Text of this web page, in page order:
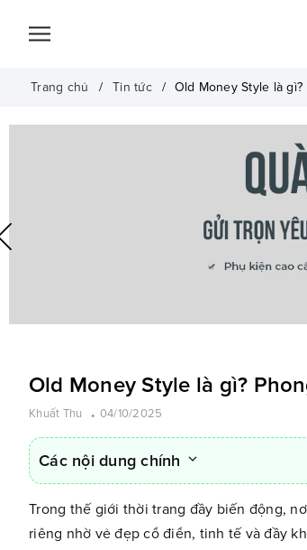
Trang chủ Tin tức Old Money Style là
Old Money Style là gì?
Khuất Thu 04/10/2025
Các nội dung chính
Trong thế giới thời trang đầy biến động,
riêng nhờ vẻ đẹp cổ điển, tinh tế và đầy